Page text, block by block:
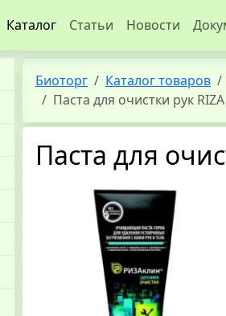
Каталог Статьи Новости
Биоторг Каталог товаров
Паста для очистки рук
Паста для